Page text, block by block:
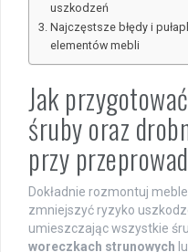
uszkodzeń
Najczęstsze błędy i
elementów mebli
Jak
śruby oraz
przy
Dokładnie rozmontuj
zmniejszyć ryzyko
umieszczając wszystkie
woreczkach strunowych